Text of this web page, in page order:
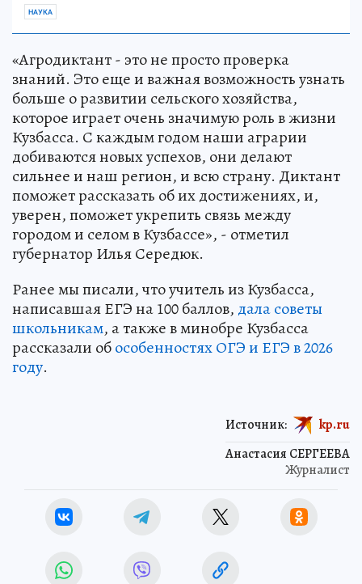
НАУКА
«Агродиктант - это не просто проверка
знаний. Это еще и важная возможность узнать
больше о развитии сельского хозяйства,
которое играет очень значимую роль в жизни
Кузбасса. С каждым годом наши аграрии
добиваются новых успехов, они делают
сильнее и наш регион, и всю страну. Диктант
поможет рассказать об их достижениях, и,
уверен, поможет укрепить связь между
городом и селом в Кузбассе», - отметил
губернатор Илья Середюк.
Ранее мы писали, что учитель из Кузбасса,
написавшая ЕГЭ на 100 баллов, дала советы
школьникам, а также в минобре Кузбасса
рассказали обособенностях ОГЭ и ЕГЭ в 2026
году.
Анастасия СЕРГЕЕВА
Журналист
Источник: kp.ru